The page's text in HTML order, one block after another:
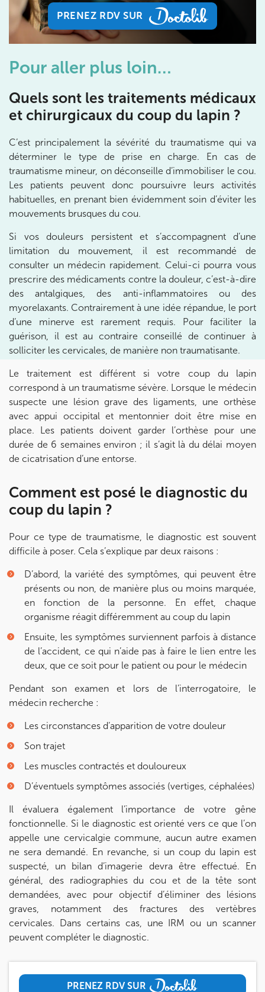
PRENEZ RDV SUR
PRENEZ RDV SUR
PRENEZ RDV SUR
Pour aller plus loin…
Quels sont les traitements médicaux
et chirurgicaux du coup du lapin ?
C’est principalement la sévérité du traumatisme qui va
déterminer le type de prise en charge. En cas de
traumatisme mineur, on déconseille d’immobiliser le cou.
Les patients peuvent donc poursuivre leurs activités
habituelles, en prenant bien évidemment soin d’éviter les
mouvements brusques du cou.
Si vos douleurs persistent et s’accompagnent d’une
limitation du mouvement, il est recommandé de
consulter un médecin rapidement. Celui-ci pourra vous
prescrire des médicaments contre la douleur, c’est-à-dire
des antalgiques, des anti-inflammatoires ou des
myorelaxants. Contrairement à une idée répandue, le port
d’une minerve est rarement requis. Pour faciliter la
guérison, il est au contraire conseillé de continuer à
solliciter les cervicales, de manière non traumatisante.
Le traitement est différent si votre coup du lapin
correspond à un traumatisme sévère. Lorsque le médecin
suspecte une lésion grave des ligaments, une orthèse
avec appui occipital et mentonnier doit être mise en
place. Les patients doivent garder l’orthèse pour une
durée de 6 semaines environ ; il s’agit là du délai moyen
de cicatrisation d’une entorse.
Comment est posé le diagnostic du
coup du lapin ?
Pour ce type de traumatisme, le diagnostic est souvent
difficile à poser. Cela s’explique par deux raisons :
D’abord, la variété des symptômes, qui peuvent être
présents ou non, de manière plus ou moins marquée,
en fonction de la personne. En effet, chaque
organisme réagit différemment au coup du lapin
Ensuite, les symptômes surviennent parfois à distance
de l’accident, ce qui n’aide pas à faire le lien entre les
deux, que ce soit pour le patient ou pour le médecin
Pendant son examen et lors de l’interrogatoire, le
médecin recherche :
Les circonstances d’apparition de votre douleur
Son trajet
Les muscles contractés et douloureux
D’éventuels symptômes associés (vertiges, céphalées)
Il évaluera également l’importance de votre gêne
fonctionnelle. Si le diagnostic est orienté vers ce que l’on
appelle une cervicalgie commune, aucun autre examen
ne sera demandé. En revanche, si un coup du lapin est
suspecté, un bilan d’imagerie devra être effectué. En
général, des radiographies du cou et de la tête sont
demandées, avec pour objectif d’éliminer des lésions
graves, notamment des fractures des vertèbres
cervicales. Dans certains cas, une IRM ou un scanner
peuvent compléter le diagnostic.
IK BOIS COLOMBES
1 Rue Mertens 92600 Bois-Colombes
01 43 50 50 81
Prenez RDV sur
Prenez RDV sur
IK OLYMPE SANTE ANTONY
28 Rue Velpeau 92160 Antony
28 Rue Velpeau 92160 Antony
01 76 21 71 41
Prenez RDV sur
KOSS PARIS 8
74 Bd Haussmann 75008 Paris
74 Bd Haussmann 75008 Paris
01 44 71 93 74
Prenez RDV sur
IK MORANGIS
85 Av. de Balzac 91420 Morangis
85 Av. de Balzac 91420 Morangis
01 64 48 35 84
Prenez RDV sur
8 Rue de Paris 92190 Meudon
8 Rue de Paris 92190 Meudon
01 40 95 01 09
Prenez RDV sur
Prenez RDV sur